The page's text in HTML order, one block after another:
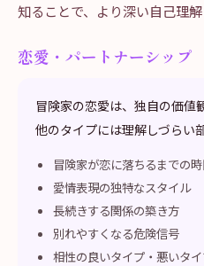
知ることで、より深い自己理
恋愛・パートナーシップ
冒険家の恋愛は、独自の価値
他のタイプには理解しづらい
冒険家が恋に落ちるまでの
愛情表現の独特なスタイル
長続きする関係の築き方
別れやすくなる危険信号
相性の良いタイプ・悪いタ